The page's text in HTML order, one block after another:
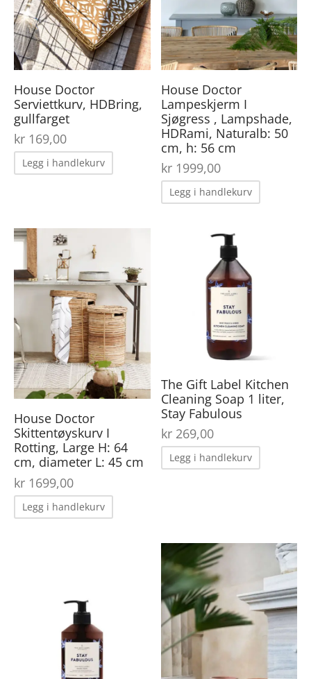
House Doctor
Serviettkurv, HDBring,
gullfarget
kr 169,00
Legg i handlekurv
House Doctor
Lampeskjerm I
Sjøgress , Lampshade,
HDRami, Naturalb: 50
cm, h: 56 cm
kr1999,00
Legg i handlekurv
House Doctor
Skittentøyskurv I
Rotting, Large H: 64
cm, diameter L: 45 cm
kr 1699,00
Legg i handlekurv
The Gift Label Kitchen
Cleaning Soap 1 liter,
Stay Fabulous
kr269,00
Legg i handlekurv